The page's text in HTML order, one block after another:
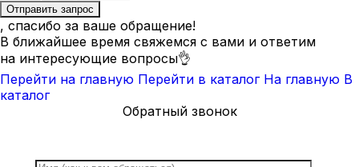
, спасибо за ваше обращение!
В ближайшее время свяжемся с вами и ответим
на интересующие вопросы👌
Перейти на главную Перейти в каталог На главную В
каталог
Обратный звонок